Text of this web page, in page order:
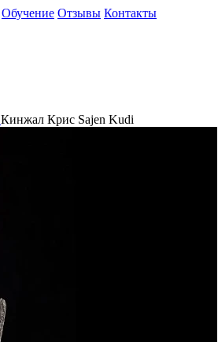
Обучение Отзывы Контакты
Кинжал Крис Sajen Kudi